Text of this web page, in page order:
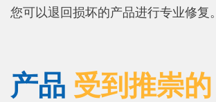
您可以退回损坏的产品进行专业修复。
产品 受到推崇的